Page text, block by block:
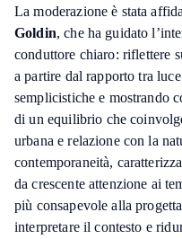
La moderazione è stata
Goldin, che ha guidato
conduttore chiaro: riflettere
a partire dal rapporto tra
semplicistiche e mostrando
di un equilibrio che
urbana e relazione con la
contemporaneità,
da crescente attenzione ai
più consapevole alla
interpretare il contesto e